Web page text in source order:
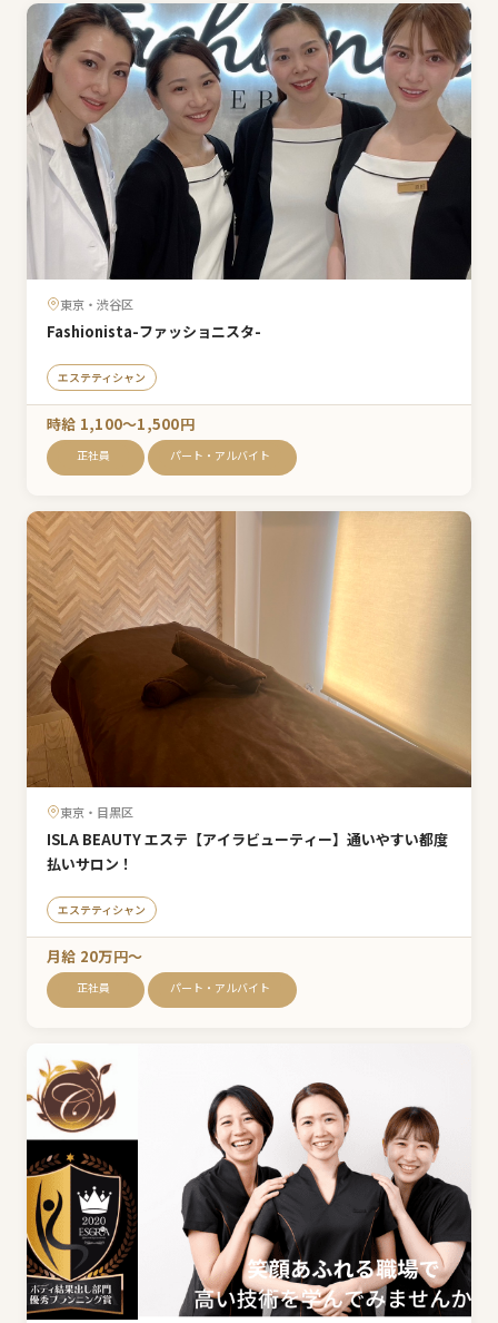
東京・渋谷区
Fashionista-ファッショニスタ-
エステティシャン
時給 1,100〜1,500円
正社員 パート・アルバイト
東京・目黒区
ISLA BEAUTY エステ【アイラビューティー】通いやすい都度
払いサロン！
エステティシャン
月給 20万円〜
正社員 パート・アルバイト